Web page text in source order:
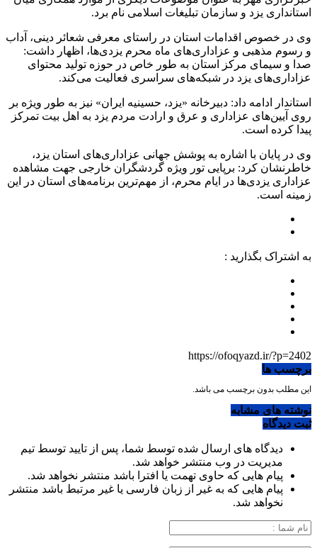
استانداری یزد و سازمان تبلیغات اسلامی نام برد.
وی در خصوص اقدامات استان در راستای معرفی شعائر دینی، آداب
و رسوم مذهبی و عزاداری‌های ماه محرم یزدی‌ها، اظهار داشت:
صدا و سیمای مرکز استان به طور خاص در حوزه تولید محتوای
عزاداری‌های یزد در شبکه‌های سراسری فعالیت می‌کند.
استاندار ادامه داد: دبیرخانه «یزد، حسینیه ایران» نیز به طور ویژه بر
روی آیین‌های عزاداری و عرق و ارادت مردم یزد به اهل بیت تمرکز
پیدا کرده است.
وی در پایان با اشاره به پوشش جهانی عزاداری‌های استان یزد،
خاطرنشان کرد: برپایی تور ویژه گردشگران خارجی جهت مشاهده
عزاداری یزدی‌ها در ایام محرم، از مهم‌ترین برنامه‌های استان در این
زمینه است.
به اشتراک بگذارید :
https://ofoqyazd.ir/?p=2402
برچسب ها
این مطلب بدون برچسب می باشد.
نوشته های مشابه
ثبت دیدگاه
دیدگاه های ارسال شده توسط شما، پس از تایید توسط تیم
مدیریت در وب منتشر خواهد شد.
پیام هایی که حاوی تهمت یا افترا باشد منتشر نخواهد شد.
پیام هایی که به غیر از زبان فارسی یا غیر مرتبط باشد منتشر
نخواهد شد.